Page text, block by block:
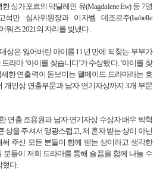
싱가포르의 막달레인 유(Magdalene Ew) 등 7명
석만 심사위원장과 이자벨 데조르주(Isabelle
워즈2021 의 자리를 빛냈다.
상은 잃어버린 아이를11 년 만에 되찾는 부부가
라마 ‘아이를 찾습니다’가 수상했다. ‘아이를 찾
한 연출력이 돋보이는 웰메이드 드라마라는 호
개인상 연출부문과 남자 연기자상까지 3개 부문
연출 조용원과 남자 연기자상 수상자 배우 박혁
상을 주셔서 영광스럽고 저 혼자 받는 상이 아닌
주신 모든 분들이 함께 받는 상이라고 생각한
분들이 저희 드라마를 통해 슬픔을 함께 나눌 수
혔다.